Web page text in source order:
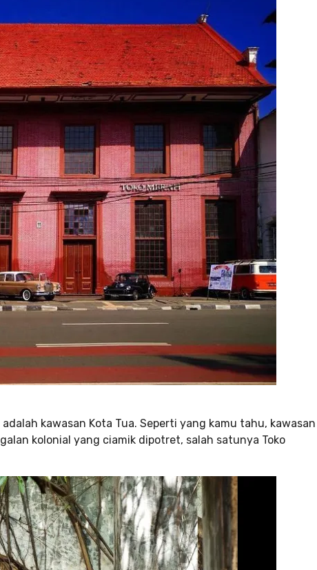
kawasan Kota Tua. Seperti yang kamu tahu, kawasan
kolonial yang ciamik dipotret, salah satunya Toko